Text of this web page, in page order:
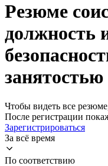
Резюме
должность
Чтобы видеть все
После регистрации
Зарегистрироваться
За всё время
По соответствию